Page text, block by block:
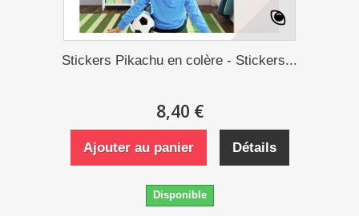
Stickers Pikachu en colère - Stickers...
8,40 €
Ajouter au panier Détails
Disponible